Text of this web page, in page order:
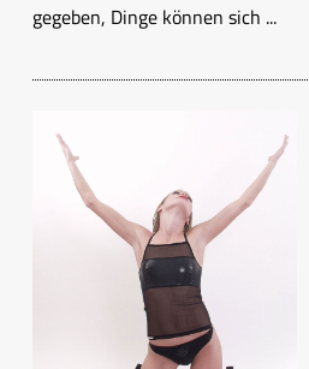
gegeben, Dinge können sich ...